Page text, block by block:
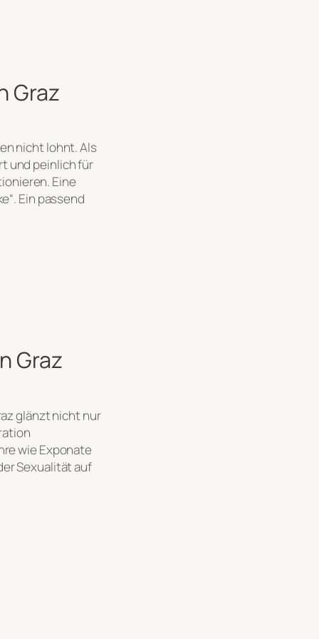
Graz
nicht lohnt. Als
und peinlich für
Eine
Ein passend
Graz
glänzt nicht nur
wie Exponate
Sexualität auf